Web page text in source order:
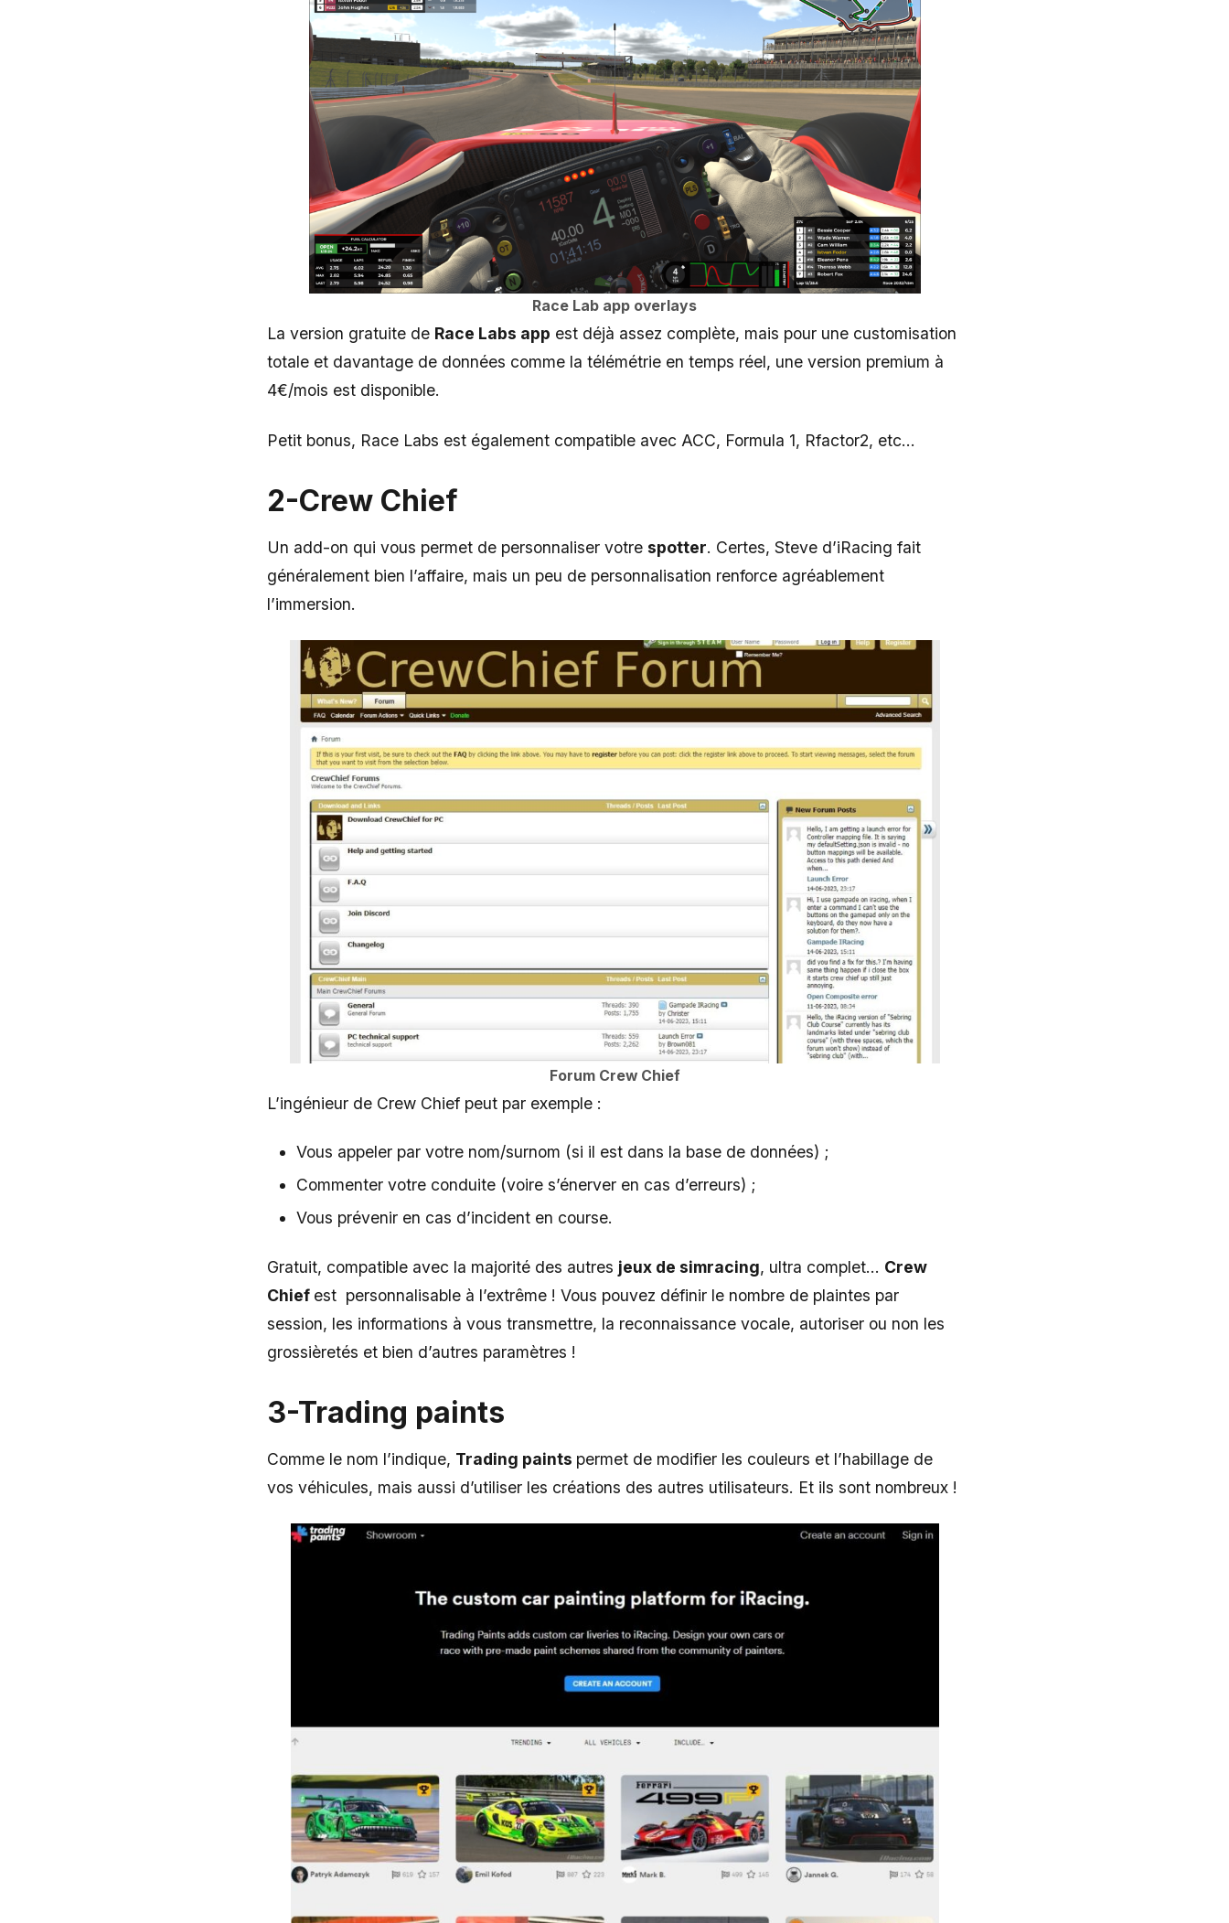
Race Lab app overlays
La version gratuite de Race Labs app est déjà assez complète, mais pour une customisation
totale et davantage de données comme la télémétrie en temps réel, une version premium à
4€/mois est disponible.
Petit bonus, Race Labs est également compatible avec ACC, Formula 1, Rfactor2, etc…
2-Crew Chief
Un add-on qui vous permet de personnaliser votre spotter. Certes, Steve d’iRacing fait
généralement bien l’affaire, mais un peu de personnalisation renforce agréablement
l’immersion.
Forum Crew Chief
L’ingénieur de Crew Chief peut par exemple :
Vous appeler par votre nom/surnom (si il est dans la base de données) ;
Commenter votre conduite (voire s’énerver en cas d’erreurs) ;
Vous prévenir en cas d’incident en course.
Gratuit, compatible avec la majorité des autres jeux de simracing, ultra complet… Crew
Chief est personnalisable à l’extrême ! Vous pouvez définir le nombre de plaintes par
session, les informations à vous transmettre, la reconnaissance vocale, autoriser ou non les
grossièretés et bien d’autres paramètres !
3-Trading paints
Comme le nom l’indique, Trading paints permet de modifier les couleurs et l’habillage de
vos véhicules, mais aussi d’utiliser les créations des autres utilisateurs. Et ils sont nombreux !